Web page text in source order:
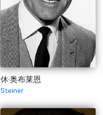
休·奥布莱恩
Steiner